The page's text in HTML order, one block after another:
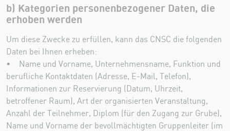
b) Kategorien personenbezogener Daten, die
erhoben werden
Um diese Zwecke zu erfüllen, kann das CNSC die folgenden
Daten bei Ihnen erheben:
• Name und Vorname, Unternehmensname, Funktion und
berufliche Kontaktdaten (Adresse, E-Mail, Telefon),
Informationen zur Reservierung (Datum, Uhrzeit,
betroffener Raum), Art der organisierten Veranstaltung,
Anzahl der Teilnehmer, Diplom (für den Zugang zur Grube),
Name und Vorname der bevollmächtigten Gruppenleiter (im